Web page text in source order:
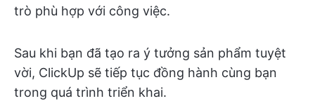
trò phù hợp với công việc.
Sau khi bạn đã tạo ra ý tưởng sản phẩm tuyệt
vời, ClickUp sẽ tiếp tục đồng hành cùng bạn
trong quá trình triển khai.